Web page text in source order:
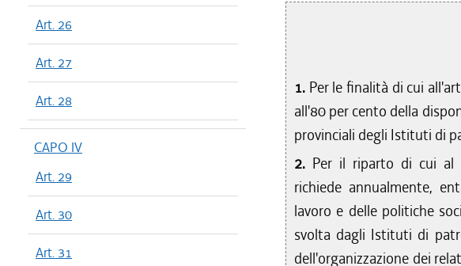
Art. 26
Art. 27
Art. 28
CAPO IV
Art. 29
Art. 30
Art. 31
1. Per le finalità di cui
all'80 per cento della
provinciali degli Istituti di
2. Per il riparto di cui al
richiede annualmente,
lavoro e delle politiche
svolta dagli Istituti di
dell'organizzazione dei